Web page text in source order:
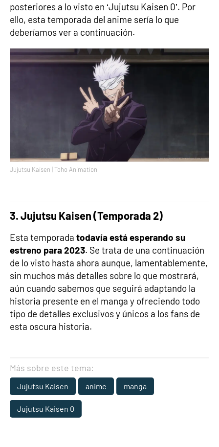
posteriores a lo visto en ‘Jujutsu Kaisen 0’. Por
ello, esta temporada del anime sería lo que
deberíamos ver a continuación.
Jujutsu Kaisen | Toho Animation
3. Jujutsu Kaisen (Temporada 2)
Esta temporada todavía está esperando su
estreno para 2023. Se trata de una continuación
de lo visto hasta ahora aunque, lamentablemente,
sin muchos más detalles sobre lo que mostrará,
aún cuando sabemos que seguirá adaptando la
historia presente en el manga y ofreciendo todo
tipo de detalles exclusivos y únicos a los fans de
esta oscura historia.
Más sobre este tema:
Jujutsu Kaisen anime manga
Jujutsu Kaisen 0